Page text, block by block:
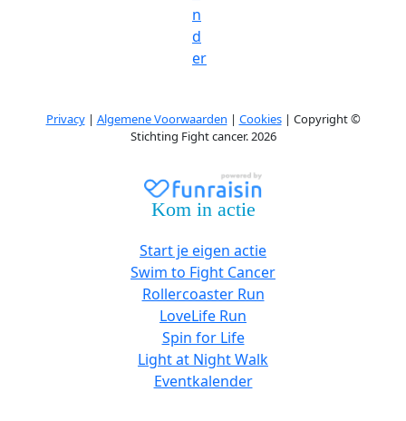
n
d
er
Privacy| Algemene Voorwaarden | Cookies| Copyright ©
Stichting Fight cancer. 2026
Kom in actie
Start je eigen actie
Swim to Fight Cancer
Rollercoaster Run
LoveLife Run
Spin for Life
Light at Night Walk
Eventkalender